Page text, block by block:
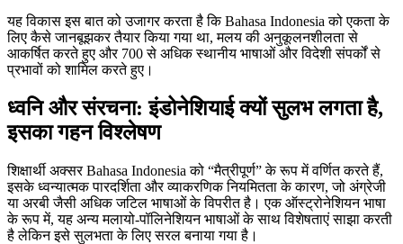
यह विकास इस बात को उजागर करता है कि Bahasa Indonesia को एकता के
लिए कैसे जानबूझकर तैयार किया गया था, मलय की अनुकूलनशीलता से
आकर्षित करते हुए और 700 से अधिक स्थानीय भाषाओं और विदेशी संपर्कों से
प्रभावों को शामिल करते हुए।
ध्वनि और संरचना: इंडोनेशियाई क्यों सुलभ लगता है,
इसका गहन विश्लेषण
शिक्षार्थी अक्सर Bahasa Indonesia को “मैत्रीपूर्ण” के रूप में वर्णित करते हैं,
इसके ध्वन्यात्मक पारदर्शिता और व्याकरणिक नियमितता के कारण, जो अंग्रेजी
या अरबी जैसी अधिक जटिल भाषाओं के विपरीत है। एक ऑस्ट्रोनेशियन भाषा
के रूप में, यह अन्य मलायो-पॉलिनेशियन भाषाओं के साथ विशेषताएं साझा करती
है लेकिन इसे सुलभता के लिए सरल बनाया गया है।